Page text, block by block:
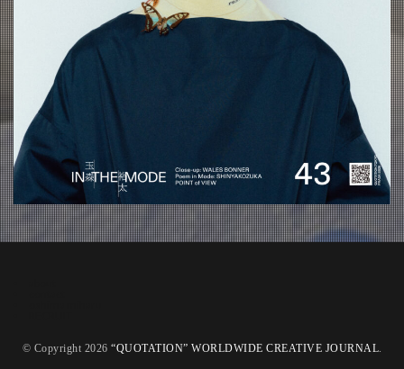
© Copyright 2026 “QUOTATION” WORLDWIDE CREATIVE JOURNAL.